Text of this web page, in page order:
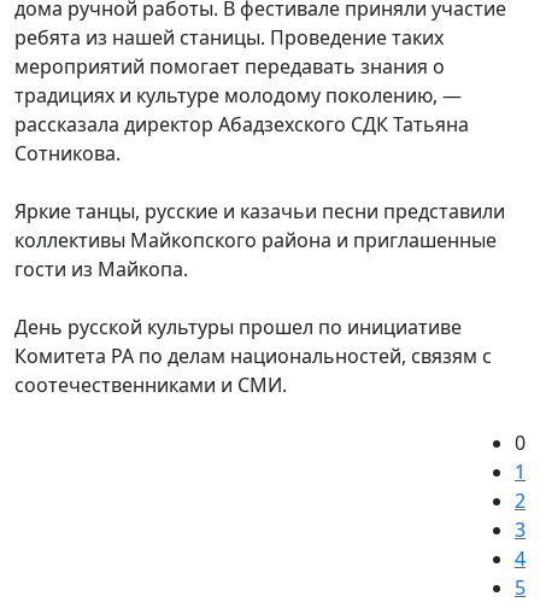
дома ручной работы. В фестивале приняли участие
ребята из нашей станицы. Проведение таких
мероприятий помогает передавать знания о
традициях и культуре молодому поколению, —
рассказала директор Абадзехского СДК Татьяна
Сотникова.
Яркие танцы, русские и казачьи песни представили
коллективы Майкопского района и приглашенные
гости из Майкопа.
День русской культуры прошел по инициативе
Комитета РА по делам национальностей, связям с
соотечественниками и СМИ.
0
1
2
3
4
5